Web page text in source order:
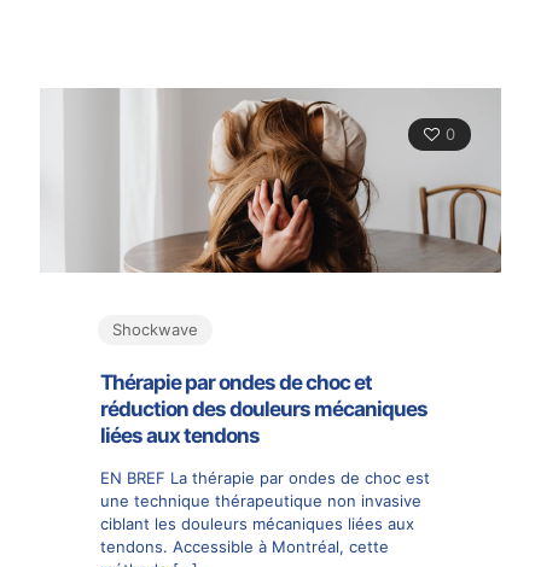
0
Shockwave
Thérapie par ondes de choc et
réduction des douleurs mécaniques
liées aux tendons
EN BREF La thérapie par ondes de choc est
une technique thérapeutique non invasive
ciblant les douleurs mécaniques liées aux
tendons. Accessible à Montréal, cette